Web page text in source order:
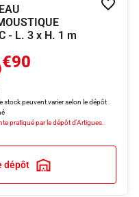
- L. 3 x H. 1 m
€90
stock peuvent varier selon le dépôt
pratiqué par le dépôt d'Artigues.
dépôt